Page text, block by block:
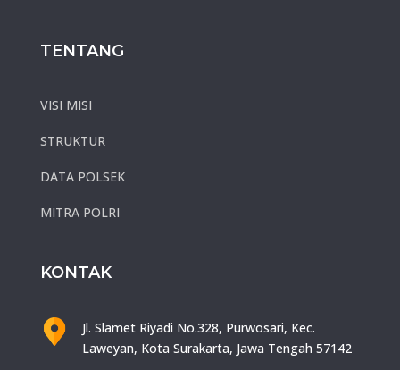
TENTANG
VISI MISI
STRUKTUR
DATA POLSEK
MITRA POLRI
KONTAK
Jl. Slamet Riyadi No.328, Purwosari, Kec.
Laweyan, Kota Surakarta, Jawa Tengah 57142